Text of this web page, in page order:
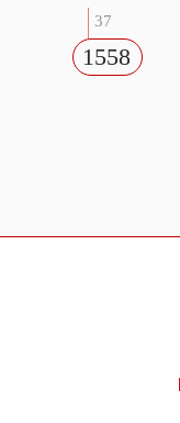
37
1558